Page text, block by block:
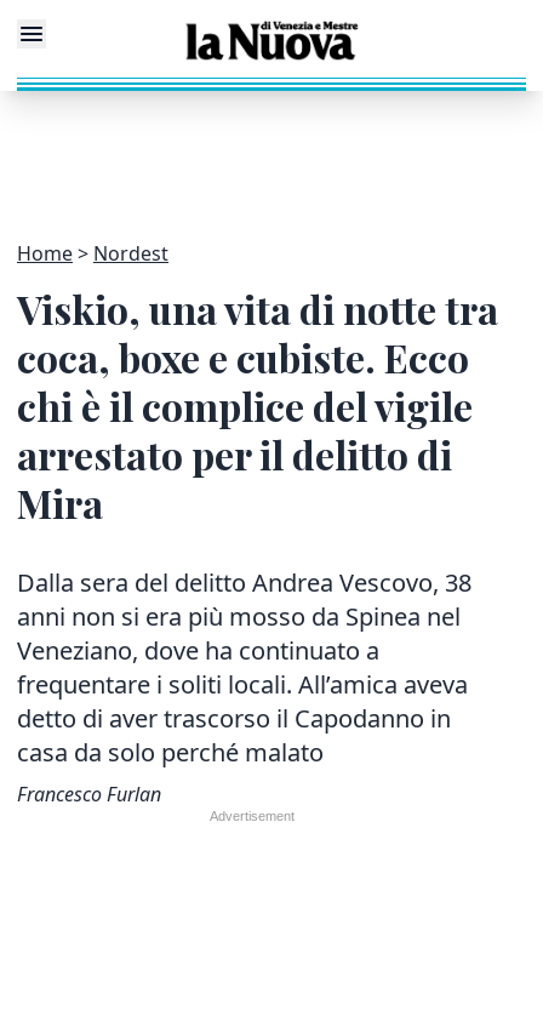
Home Nordest
Viskio, una vita di notte tra
coca, boxe e cubiste. Ecco
chi è il complice del vigile
arrestato per il delitto di
Mira
Dalla sera del delitto Andrea Vescovo, 38
anni non si era più mosso da Spinea nel
Veneziano, dove ha continuato a
frequentare i soliti locali. All’amica aveva
detto di aver trascorso il Capodanno in
casa da solo perché malato
Francesco Furlan